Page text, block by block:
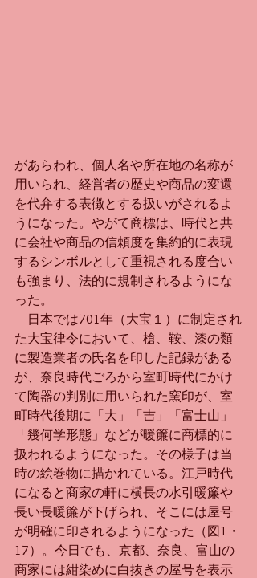
があらわれ、個人名や所在地の名称が
用いられ、経営者の歴史や商品の変還
を代弁する表徴とする扱いがされるよ
うになった。やがて商標は、時代と共
に会社や商品の信頼度を集約的に表現
するシンボルとして重視される度合い
も強まり、法的に規制されるようにな
った。
日本では701年（大宝１）に制定され
た大宝律令において、槍、鞍、漆の類
に製造業者の氏名を印した記録がある
が、奈良時代ごろから室町時代にかけ
て陶器の判別に用いられた窯印が、室
町時代後期に「大」「吉」「富士山」
「幾何学形態」などが暖簾に商標的に
扱われるようになった。その様子は当
時の絵巻物に描かれている。江戸時代
になると商家の軒に横長の水引暖簾や
長い長暖簾が下げられ、そこには屋号
が明確に印されるようになった（図1・
17）。今日でも、京都、奈良、富山の
商家には紺染めに白抜きの屋号を表示